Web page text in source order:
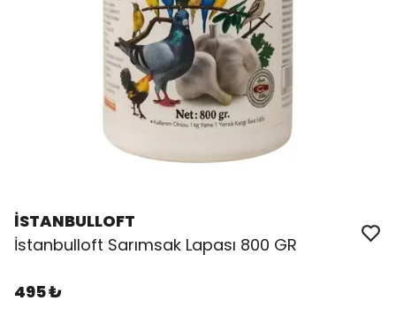
İSTANBULLOFT
İstanbulloft Sarımsak Lapası 800 GR
495 ₺